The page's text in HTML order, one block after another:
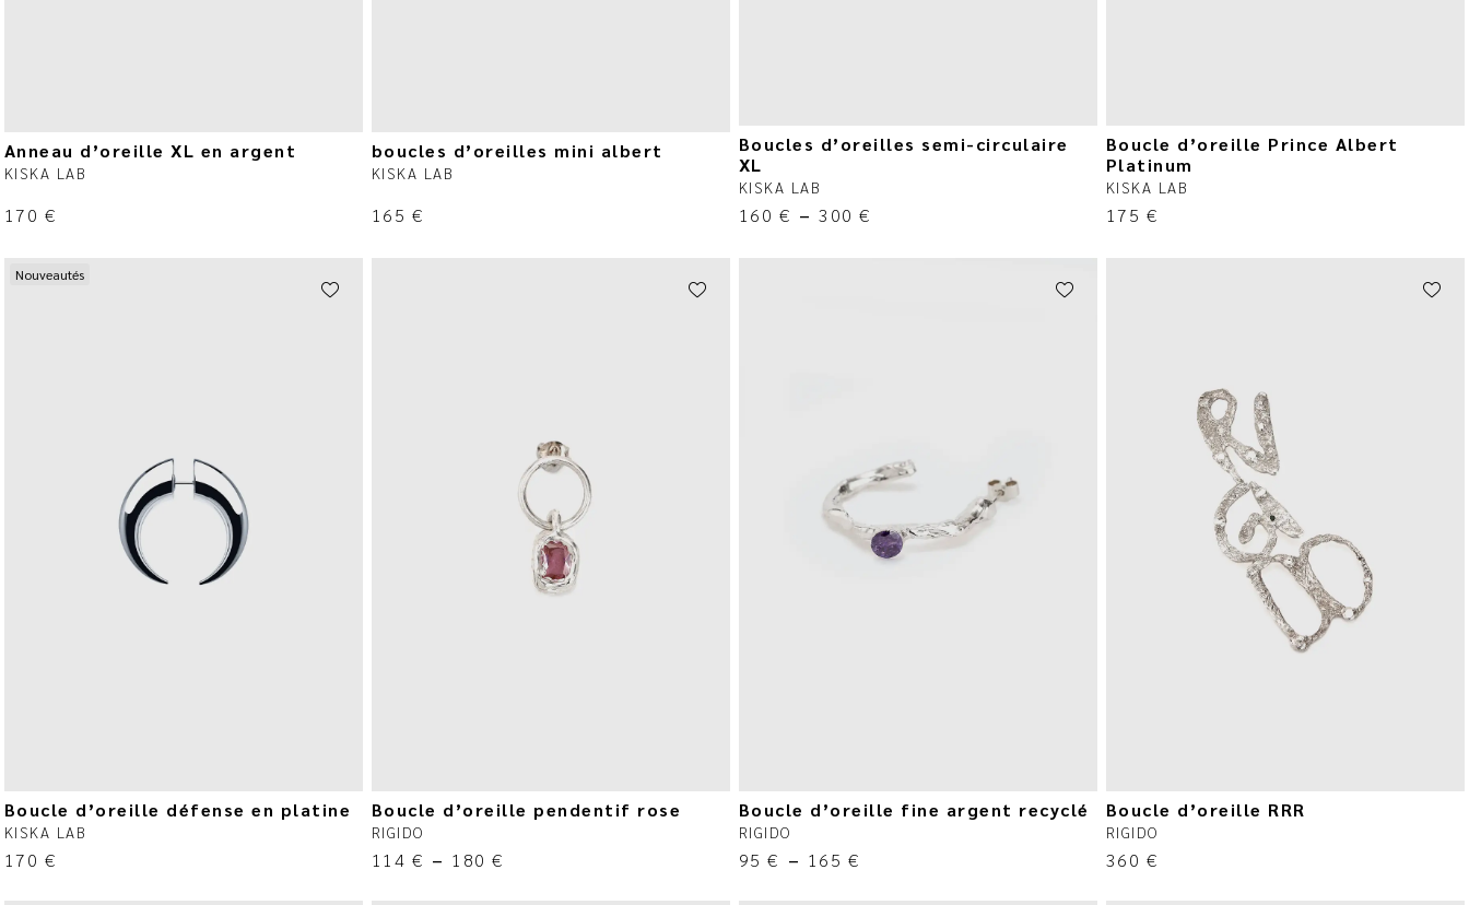
Anneau d’oreille XL en argent
KISKA LAB
170 €
boucles d’oreilles mini albert
KISKA LAB
165 €
Boucles d’oreilles semi-circulaire
XL
KISKA LAB
160 € – 300€
Boucle d’oreille Prince Albert
Platinum
KISKA LAB
175 €
Nouveautés
Boucle d’oreille défense en platine
KISKA LAB
170 €
Boucle d’oreille pendentif rose
RIGIDO
114 € – 180€
Boucle d’oreille fine argent recyclé
RIGIDO
95€ – 165 €
Boucle d’oreille RRR
RIGIDO
360 €